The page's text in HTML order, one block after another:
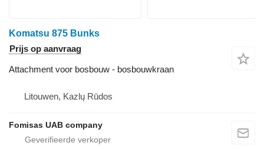
Komatsu 875 Bunks
Prijs op aanvraag
Attachment voor bosbouw - bosbouwkraan
Litouwen, Kazlų Rūdos
Fomisas UAB company